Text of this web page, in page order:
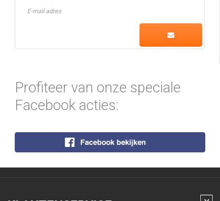
Profiteer van onze speciale
Facebook acties: